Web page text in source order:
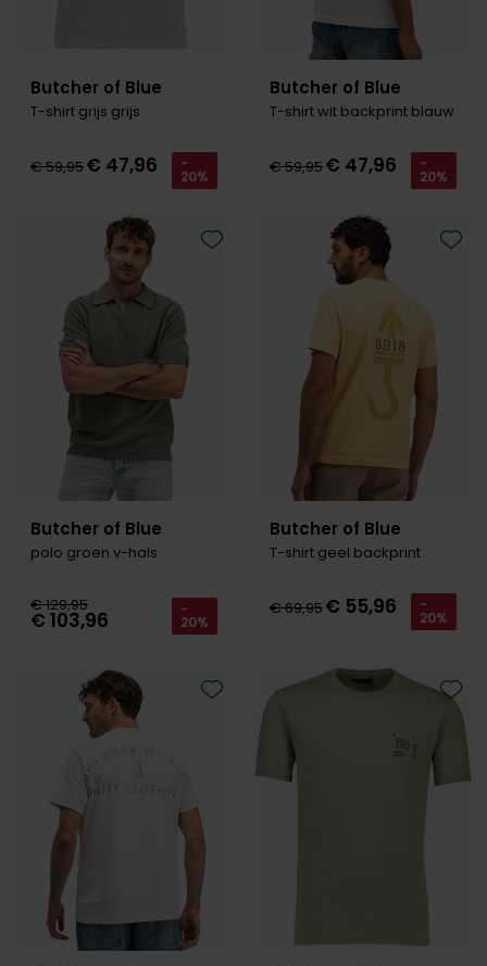
Butcher of Blue
T-shirt grijs grijs
€ 59,95€ 47,96 -
20%
Butcher of Blue
T-shirt wit backprint blauw
€ 59,95€ 47,96 -
20%
Butcher of Blue
polo groen v-hals
€ 129,95
€ 103,96 -
20%
Toevoegen aan favorieten
Butcher of Blue
T-shirt geel backprint
€ 69,95€ 55,96 -
20%
Toevoegen aan favorieten